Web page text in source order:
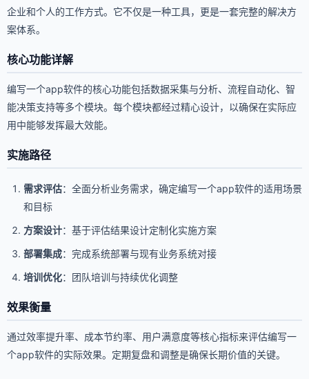
企业和个人的工作方式。它不仅是一种工具，更是一套完整的解决方
案体系。
核心功能详解
编写一个app软件的核心功能包括数据采集与分析、流程自动化、智
能决策支持等多个模块。每个模块都经过精心设计，以确保在实际应
用中能够发挥最大效能。
实施路径
需求评估：全面分析业务需求，确定编写一个app软件的适用场景
和目标
方案设计：基于评估结果设计定制化实施方案
部署集成：完成系统部署与现有业务系统对接
培训优化：团队培训与持续优化调整
效果衡量
通过效率提升率、成本节约率、用户满意度等核心指标来评估编写一
个app软件的实际效果。定期复盘和调整是确保长期价值的关键。